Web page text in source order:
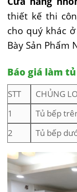
thiết kế thi
cho quý khác
Bày Sản Phẩm
Báo giá làm
STT CHỦNG
1
Tủ bếp
2
Tủ bếp